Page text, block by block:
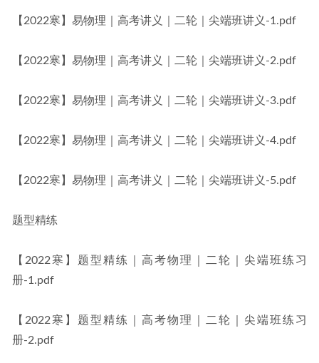
【2022寒】易物理｜高考讲义｜二轮｜尖端班讲义-1.pdf
【2022寒】易物理｜高考讲义｜二轮｜尖端班讲义-2.pdf
【2022寒】易物理｜高考讲义｜二轮｜尖端班讲义-3.pdf
【2022寒】易物理｜高考讲义｜二轮｜尖端班讲义-4.pdf
【2022寒】易物理｜高考讲义｜二轮｜尖端班讲义-5.pdf
题型精练
【2022寒】题型精练｜高考物理｜二轮｜尖端班练习
册-1.pdf
【2022寒】题型精练｜高考物理｜二轮｜尖端班练习
册-2.pdf